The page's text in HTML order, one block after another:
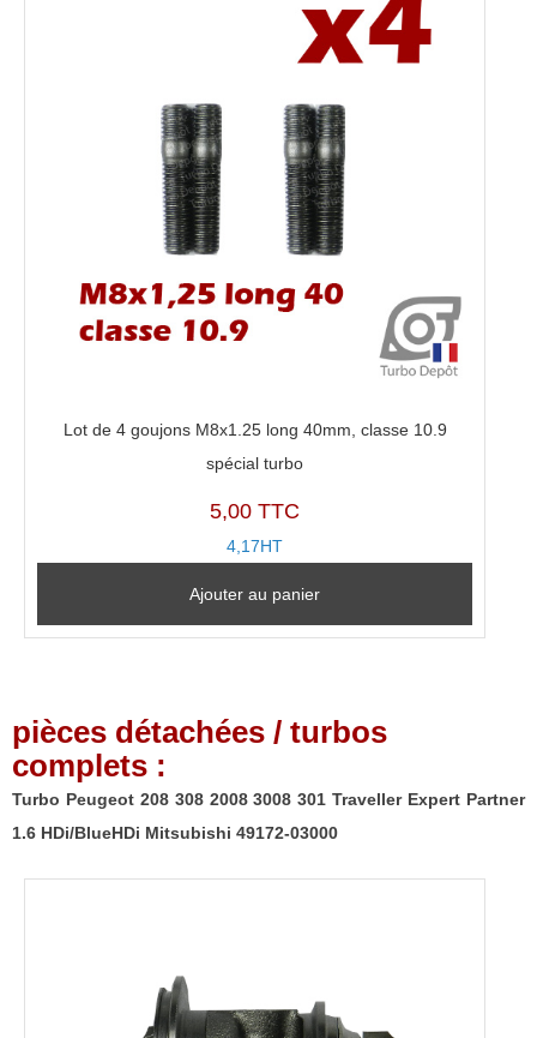
Lot de 4 goujons M8x1.25 long 40mm, classe 10.9
spécial turbo
5,00 TTC
4,17HT
Ajouter au panier
pièces détachées / turbos
complets :
Turbo Peugeot 208 308 2008 3008 301 Traveller Expert Partner
1.6 HDi/BlueHDi Mitsubishi 49172-03000